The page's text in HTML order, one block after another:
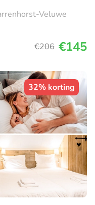
Veluwe
€206 €145
32% korting